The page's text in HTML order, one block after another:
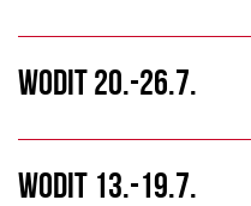
WODIT 20.-26.7.
WODIT 13.-19.7.